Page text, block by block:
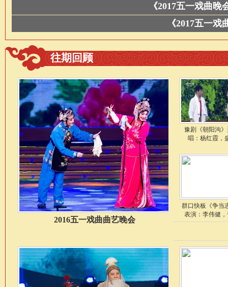
《2017五一戏曲
《2017五一
往期回顾
2016五一戏曲曲艺晚会
豫剧《朝阳沟
唱：杨红霞，
群口快板《争当
表演：李伟健